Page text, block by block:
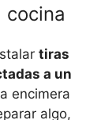
cocina
tiras
a un
encimera
algo,